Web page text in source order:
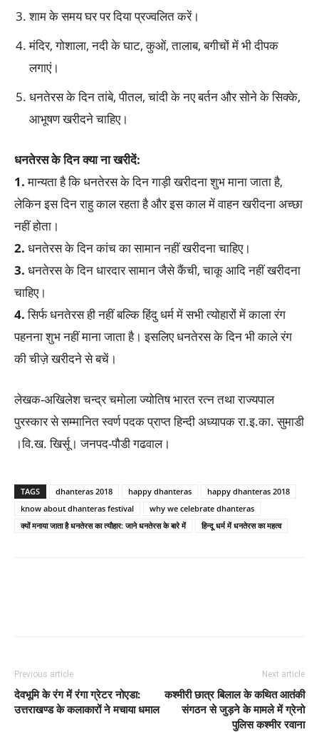
शाम के समय घर पर दिया प्रज्वलित करें।
मंदिर, गोशाला, नदी के घाट, कुओं, तालाब, बगीचों में भी दीपक
लगाएं।
धनतेरस के दिन तांबे, पीतल, चांदी के नए बर्तन और सोने के सिक्के,
आभूषण खरीदने चाहिए।
धनतेरस के दिन क्या ना खरीदें:
1.मान्यता है कि धनतेरस के दिन गाड़ी खरीदना शुभ माना जाता है,
लेकिन इस दिन राहु काल रहता है और इस काल में वाहन खरीदना अच्छा
नहीं होता।
2. धनतेरस के दिन कांच का सामान नहीं खरीदना चाहिए।
3. धनतेरस के दिन धारदार सामान जैसे कैंची, चाकू आदि नहीं खरीदना
चाहिए।
4.सिर्फ धनतेरस ही नहीं बल्कि हिंदु धर्म में सभी त्योहारों में काला रंग
पहनना शुभ नहीं माना जाता है। इसलिए धनतेरस के दिन भी काले रंग
की चीज़े खरीदने से बचें।
लेखक-अखिलेश चन्द्र चमोला ज्योतिष भारत रत्न तथा राज्यपाल
पुरस्कार से सम्मानित स्वर्ण पदक प्राप्त हिन्दी अध्यापक रा.इ.का. सुमाडी
।वि.ख. खिर्सू। जनपद-पौडी गढवाल।
TAGS dhanteras 2018 happy dhanteras
happy dhanteras 2018
know about dhanteras festival
why we celebrate dhanteras
क्यों मनाया जाता है धनतेरस का त्यौहार: जाने धनतेरस के बारे में
हिन्दू धर्म में धनतेरस का महत्व
Previous article
देवभूमि के रंग में रंगा ग्रेटर नोएडा:
उत्तराखण्ड के कलाकारों ने मचाया धमाल
Next article
कश्मीरी छात्र बिलाल के कथित आतंकी
संगठन से जुड़ने के मामले में ग्रेनो
पुलिस कश्मीर रवाना